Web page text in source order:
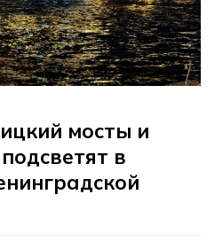
мосты и
в